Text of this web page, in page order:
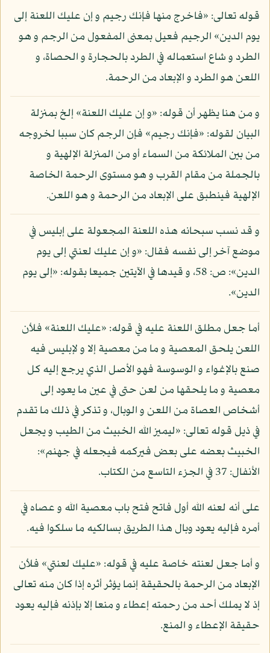
قوله تعالى: «فاخرج منها فإنك رجيم و إن عليك اللعنة إلى
يوم الدين» الرجيم فعيل بمعنى المفعول من الرجم و هو
الطرد و شاع استعماله في الطرد بالحجارة و الحصاة، و
اللعن هو الطرد و الإبعاد من الرحمة.
و من هنا يظهر أن قوله: «و إن عليك اللعنة» إلخ بمنزلة
البيان لقوله: «فإنك رجيم» فإن الرجم كان سببا لخروجه
من بين الملائكة من السماء أو من المنزلة الإلهية و
بالجملة من مقام القرب و هو مستوى الرحمة الخاصة
الإلهية فينطبق على الإبعاد من الرحمة و هو اللعن.
و قد نسب سبحانه هذه اللعنة المجعولة على إبليس في
موضع آخر إلى نفسه فقال: «و إن عليك لعنتي إلى يوم
الدين»: ص: 58، و قيدها في الآيتين جميعا بقوله: «إلى يوم
الدين».
أما جعل مطلق اللعنة عليه في قوله: «عليك اللعنة» فلأن
اللعن يلحق المعصية و ما من معصية إلا و لإبليس فيه
صنع بالإغواء و الوسوسة فهو الأصل الذي يرجع إليه كل
معصية و ما يلحقها من لعن حتى في عين ما يعود إلى
أشخاص العصاة من اللعن و الوبال، و تذكر في ذلك ما تقدم
في ذيل قوله تعالى: «ليميز الله الخبيث من الطيب و يجعل
الخبيث بعضه على بعض فيركمه فيجعله في جهنم»:
الأنفال: 37 في الجزء التاسع من الكتاب.
على أنه لعنه الله أول فاتح فتح باب معصية الله و عصاه في
أمره فإليه يعود وبال هذا الطريق بسالكيه ما سلكوا فيه.
و أما جعل لعنته خاصة عليه في قوله: «عليك لعنتي» فلأن
الإبعاد من الرحمة بالحقيقة إنما يؤثر أثره إذا كان منه تعالى
إذ لا يملك أحد من رحمته إعطاء و منعا إلا بإذنه فإليه يعود
حقيقة الإعطاء و المنع.